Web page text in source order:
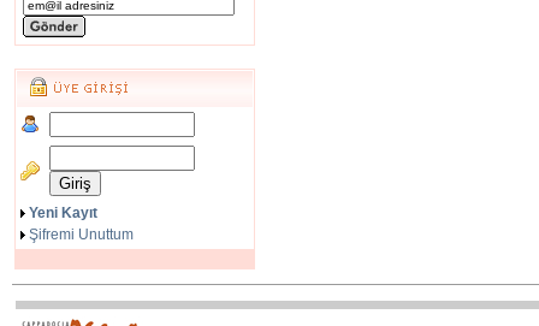
Yeni Kayıt
Şifremi Unuttum